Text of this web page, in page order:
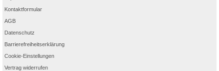
Kontaktformular
AGB
Datenschutz
Barrierefreiheitserklärung
Cookie-Einstellungen
Vertrag widerrufen